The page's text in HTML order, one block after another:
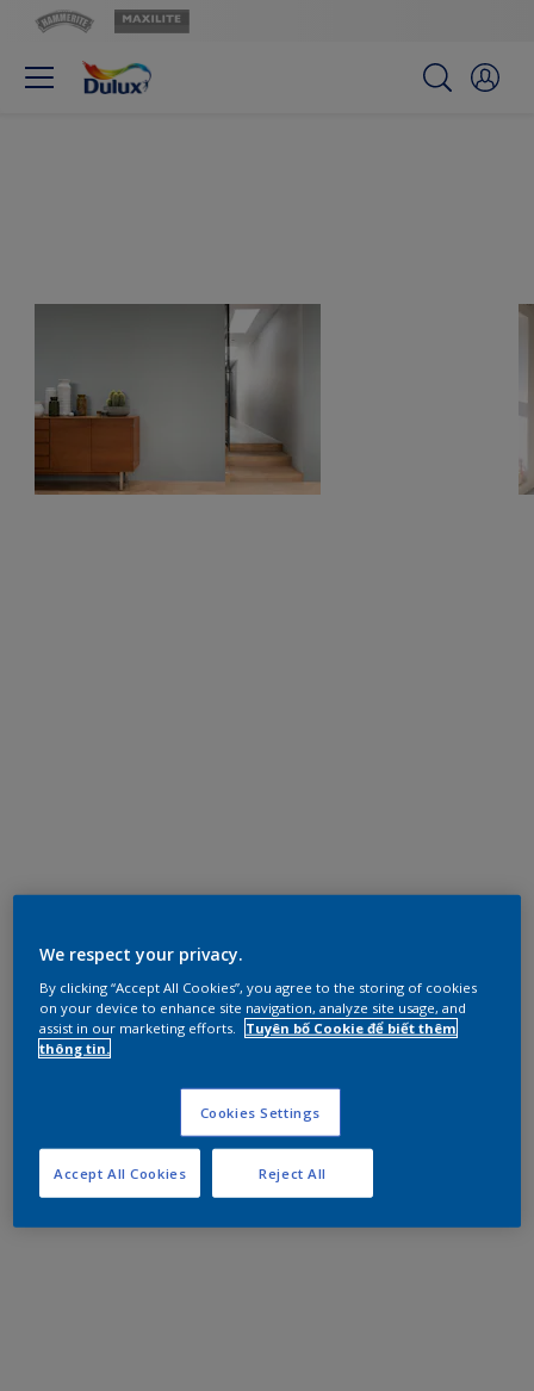
We respect your privacy.
By clicking “Accept All Cookies”, you agree to the storing of cookies
on your device to enhance site navigation, analyze site usage, and
assist in our marketing efforts.
Tuyên bố Cookie để biết thêm
thông tin.
Cookies Settings
Reject All
Accept All Cookies